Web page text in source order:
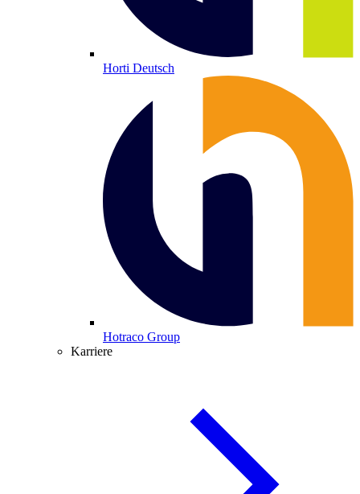
Horti Deutsch
Hotraco Group
Karriere